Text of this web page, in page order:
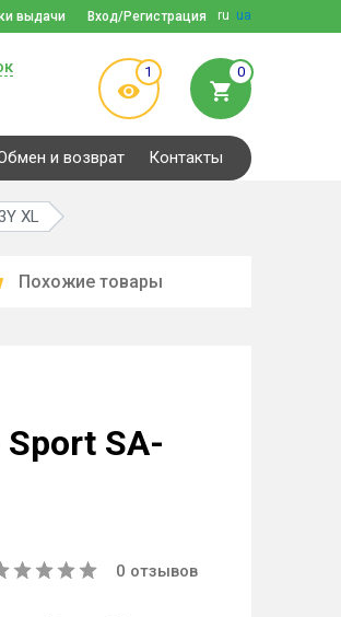
ru ua
Вход/Регистрация
выдачи
1 0
и возврат Контакты
XL
Похожие товары
SA-
0 отзывов